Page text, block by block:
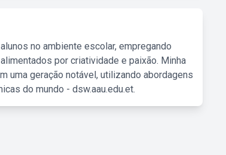
no ambiente escolar, empregando
por criatividade e paixão. Minha
uma geração notável, utilizando abordagens
do mundo - dsw.aau.edu.et.